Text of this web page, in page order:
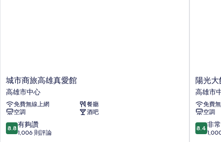
市
景
觀
的
所
房,
城
市
景
情
城
市
商
旅
高
雄
真
城市商旅高雄真愛館
高雄市中心
免費無線上網
餐廳
空調
酒吧
8.8
分，
8.8 有夠讚
1,006 則評論
陽
光
大
飯
店
高
雄
陽光大
高雄市
免費
空調
8.4
分，
8.4 非